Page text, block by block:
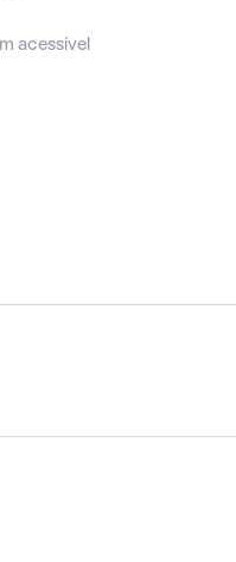
acessível